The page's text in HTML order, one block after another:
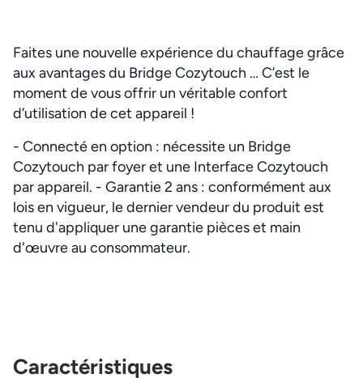
Faites une nouvelle expérience du chauffage grâce
aux avantages du Bridge Cozytouch … C’est le
moment de vous offrir un véritable confort
d’utilisation de cet appareil !
- Connecté en option : nécessite un Bridge
Cozytouch par foyer et une Interface Cozytouch
par appareil. - Garantie 2 ans : conformément aux
lois en vigueur, le dernier vendeur du produit est
tenu d'appliquer une garantie pièces et main
d'œuvre au consommateur.
Caractéristiques